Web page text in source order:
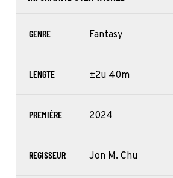
GENRE Fantasy
LENGTE ±2u 40m
PREMIÈRE 2024
REGISSEUR Jon M. Chu